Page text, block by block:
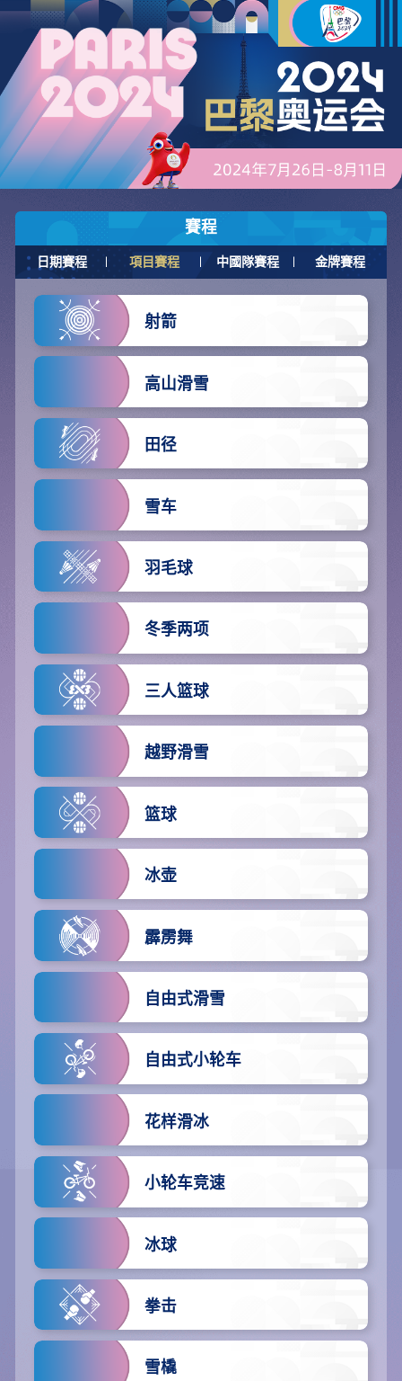
賽程
日期賽程 項目賽程 中國隊賽程 金牌賽程
射箭
高山滑雪
田径
雪车
羽毛球
冬季两项
三人篮球
越野滑雪
篮球
冰壶
霹雳舞
自由式滑雪
自由式小轮车
花样滑冰
小轮车竞速
冰球
拳击
雪橇